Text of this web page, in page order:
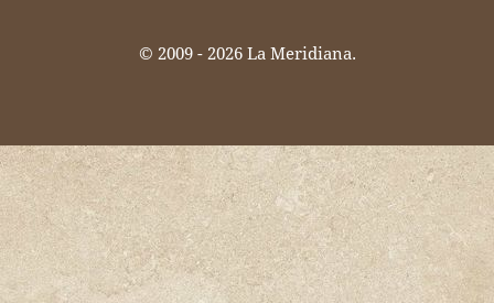
© 2009 - 2026 La Meridiana.